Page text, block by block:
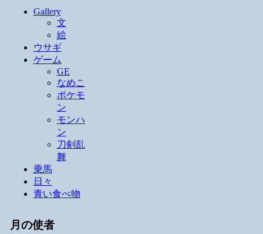
Gallery
文
絵
ウサギ
ゲーム
GE
なめこ
ポケモ
ン
モンハ
ン
刀剣乱
舞
乗馬
日々
青い食べ物
月の使者